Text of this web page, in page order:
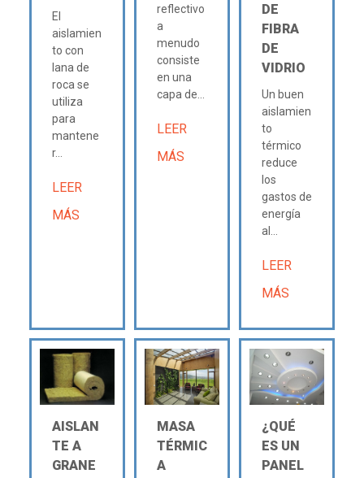
El
aislamien
to con
lana de
roca se
utiliza
para
mantene
r...
LEER
MÁS
reflectivo
a
menudo
consiste
en una
capa de...
LEER
MÁS
DE
FIBRA
DE
VIDRIO
Un buen
aislamien
to
térmico
reduce
los
gastos de
energía
al...
LEER
MÁS
AISLAN
TE A
GRANE
MASA
TÉRMIC
A
¿QUÉ
ES UN
PANEL